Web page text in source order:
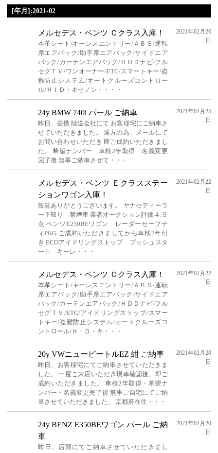
[年月]:2021-02
メルセデス・ベンツ Ｃクラス入庫！
本革シート/キーレスエントリー/ＡＢＳ/運転
席エアバック/助手席エアバック/サイドエア
バック/カーテンエアバック/ＨＤＤナビ/フル
セグＴＶ/ワンオーナー/ETC/スマートキー/盗
難防止システム/オートクルーズコントロー
ル/ＨＩＤ・キセノン・・・・
2021年02月26
日
24y BMW 740i パール ご納車
昨日、提携 陸送会社にて お客様宅にご納車さ
せていただきました。 遠方の為、メールにて
お問い合わせいただき 即ご成約いただきまし
た。 希望ナンバー 車検2年取得 名義変更
完了後 無事ご納車させて・・・
2021年02月25
日
メルセデス・ベンツ Ｅクラスステー
ションワゴン入庫！
観覧ありがとうございます。 ヤナセディーラ
ー下取り 禁煙車 業者オークション評価４.５
点 ベンツE250BEワゴン レーダーセーフテ
ィPKG ご成約いただきましてから車検2年付
き ECOアイドリングストップ プッシュスタ
ート キーレ・・・
2021年02月22
日
メルセデス・ベンツ Ｃクラス入庫！
本革シート/キーレスエントリー/ＡＢＳ/運転
席エアバック/助手席エアバック/サイドエア
バック/カーテンエアバック/ＨＤＤナビ/フル
セグＴＶ/ETC/アイドリングストップ/スマー
トキー/盗難防止システム/オートクルーズコ
ントロール/ＨＩＤ・キ・・・
2021年02月22
日
20y VWニュービートルEZ 紺 ご納車
昨日、お客様宅にてご納車させていただきま
した。 一度ご来店いただき現車確認後、即ご
成約いただきました。 車検2年取得・希望ナ
ンバー・名義変更完了後 無事ご自宅にてご納
車させていただきました。 京都府在住・・・
2021年02月20
日
24y BENZ E350BEワゴン パール ご納
車
昨日、店頭にてご納車させていただきまし
2021年02月20
日